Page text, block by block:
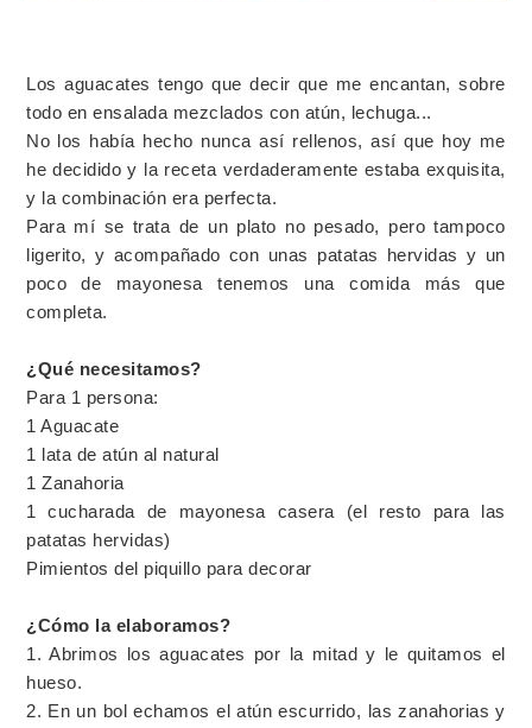
Los aguacates tengo que decir que me encantan, sobre
todo en ensalada mezclados con atún, lechuga...
No los había hecho nunca así rellenos, así que hoy me
he decidido y la receta verdaderamente estaba exquisita,
y la combinación era perfecta.
Para mí se trata de un plato no pesado, pero tampoco
ligerito, y acompañado con unas patatas hervidas y un
poco de mayonesa tenemos una comida más que
completa.
¿Qué necesitamos?
Para 1 persona:
1 Aguacate
1 lata de atún al natural
1 Zanahoria
1 cucharada de mayonesa casera (el resto para las
patatas hervidas)
Pimientos del piquillo para decorar
¿Cómo la elaboramos?
1. Abrimos los aguacates por la mitad y le quitamos el
hueso.
2. En un bol echamos el atún escurrido, las zanahorias y